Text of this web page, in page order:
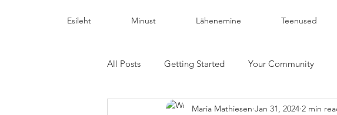
Esileht Minust Lähenemine Teenused
All Posts Getting Started Your Community
Maria Mathiesen Jan 31, 2024 2 min